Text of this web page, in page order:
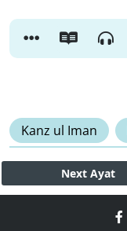
Kanz ul Iman
Next Ayat